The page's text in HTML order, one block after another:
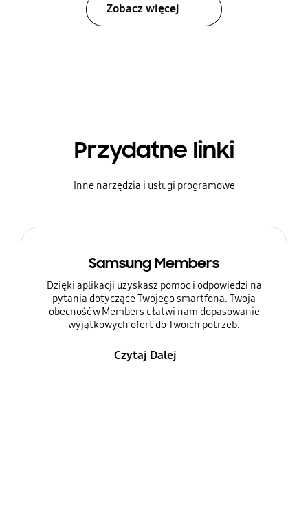
Zobacz więcej
Przydatne linki
Inne narzędzia i usługi programowe
Samsung Members
Dzięki aplikacji uzyskasz pomoc i odpowiedzi na
pytania dotyczące Twojego smartfona. Twoja
obecność w Members ułatwi nam dopasowanie
wyjątkowych ofert do Twoich potrzeb.
Czytaj Dalej